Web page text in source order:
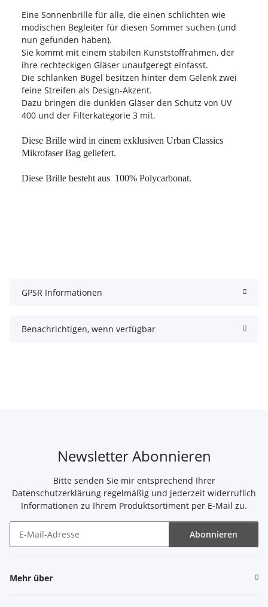
Eine Sonnenbrille für alle, die einen schlichten wie
modischen Begleiter für diesen Sommer suchen (und
nun gefunden haben).
Sie kommt mit einem stabilen Kunststoffrahmen, der
ihre rechteckigen Gläser unaufgeregt einfasst.
Die schlanken Bügel besitzen hinter dem Gelenk zwei
feine Streifen als Design-Akzent.
Dazu bringen die dunklen Gläser den Schutz von UV
400 und der Filterkategorie 3 mit.
Diese Brille wird in einem exklusiven Urban Classics
Mikrofaser Bag geliefert.
Diese Brille besteht aus 100% Polycarbonat.
GPSR Informationen
Benachrichtigen, wenn verfügbar
Newsletter Abonnieren
Bitte senden Sie mir entsprechend Ihrer
Datenschutzerklärung regelmäßig und jederzeit widerruflich
Informationen zu Ihrem Produktsortiment per E-Mail zu.
Abonnieren
Mehr über